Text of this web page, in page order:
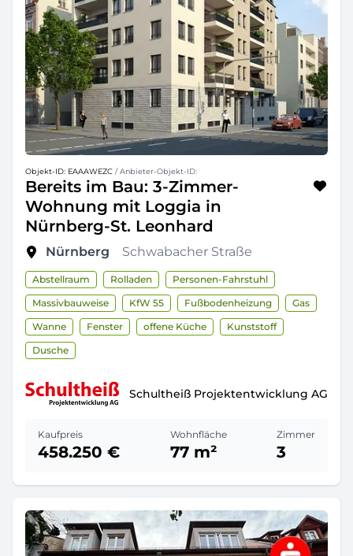
Objekt-ID: EAAAWEZC / Anbieter-Objekt-ID:
Bereits im Bau: 3-Zimmer-
Wohnung mit Loggia in
Nürnberg-St. Leonhard
Nürnberg Schwabacher Straße
Abstellraum Rolladen
Personen-Fahrstuhl
Massivbauweise
KfW 55 Fußbodenheizung
Gas
Wanne
Fenster offene Küche
Kunststoff
Dusche
Schultheiß Projektentwicklung AG
Kaufpreis
458.250 €
Wohnfläche
77 m²
Zimmer
3